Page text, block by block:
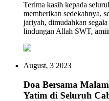
Terima kasih kepada
memberikan sedekahnya,
jariyah, dimudahkan
lindungan Allah SWT,
August, 3 2023
Doa Bersama
Yatim di Seluruh